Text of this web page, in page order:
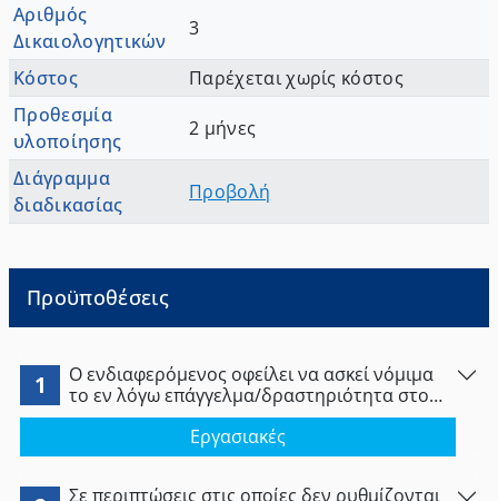
Αριθμός
Δικαιολογητικών
3
Κόστος
Παρέχεται χωρίς κόστος
Προθεσμία
υλοποίησης
2 μήνες
Διάγραμμα
διαδικασίας
Προβολή
Προϋποθέσεις
1
Ο ενδιαφερόμενος οφείλει να ασκεί νόμιμα
το εν λόγω επάγγελμα/δραστηριότητα στο
κράτος – μέλος εγκατάστασης.
Εργασιακές
Σε περιπτώσεις στις οποίες δεν ρυθμίζονται